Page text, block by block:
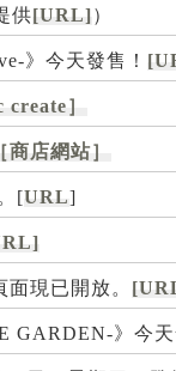
供[URL]）
》今天發售！
create］
［商店網站］
[URL]
現已開放。
GARDEN-》今天